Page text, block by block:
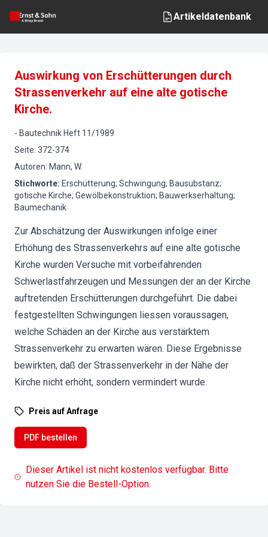
Artikeldatenbank
Auswirkung von Erschütterungen durch
Strassenverkehr auf eine alte gotische
Kirche.
- Bautechnik Heft 11/1989
Seite: 372-374
Autoren: Mann, W.
Stichworte: Erschütterung; Schwingung; Bausubstanz;
gotische Kirche; Gewölbekonstruktion; Bauwerkserhaltung;
Baumechanik
Zur Abschätzung der Auswirkungen infolge einer
Erhöhung des Strassenverkehrs auf eine alte gotische
Kirche wurden Versuche mit vorbeifahrenden
Schwerlastfahrzeugen und Messungen der an der Kirche
auftretenden Erschütterungen durchgeführt. Die dabei
festgestellten Schwingungen liessen voraussagen,
welche Schäden an der Kirche aus verstärktem
Strassenverkehr zu erwarten wären. Diese Ergebnisse
bewirkten, daß der Strassenverkehr in der Nähe der
Kirche nicht erhöht, sondern vermindert wurde.
Preis auf Anfrage
PDF bestellen
Dieser Artikel ist nicht kostenlos verfügbar. Bitte
nutzen Sie die Bestell-Option.